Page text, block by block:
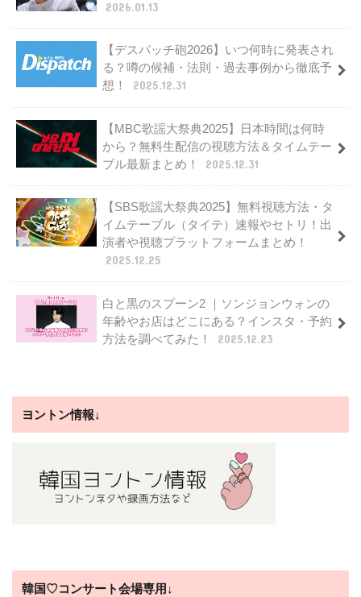
2026.01.13
【デスパッチ砲2026】いつ何時に発表され
る？噂の候補・法則・過去事例から徹底予
想！
2025.12.31
【MBC歌謡大祭典2025】日本時間は何時
から？無料生配信の視聴方法＆タイムテー
ブル最新まとめ！
2025.12.31
【SBS歌謡大祭典2025】無料視聴方法・タ
イムテーブル（タイテ）速報やセトリ！出
演者や視聴プラットフォームまとめ！
2025.12.25
白と黒のスプーン2 ｜ソンジョンウォンの
年齢やお店はどこにある？インスタ・予約
方法を調べてみた！
2025.12.23
ヨントン情報↓
韓国♡コンサート会場専用↓